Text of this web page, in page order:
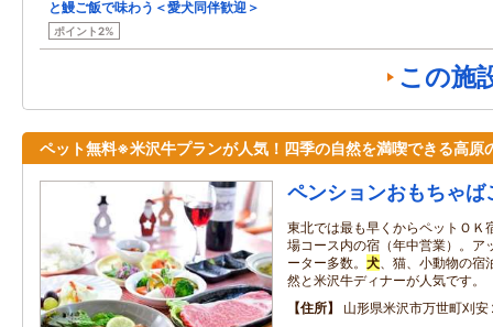
と鰻ご飯で味わう＜愛犬同伴歓迎＞
ポイント2%
この施
ペット無料※米沢牛プランが人気！四季の自然を満喫できる高原
ペンションおもちゃば
東北では最も早くからペットＯＫ
場コース内の宿（年中営業）。ア
ーター多数。 犬、猫、小動物の宿
然と米沢牛ディナーが人気です。
住所
山形県米沢市万世町刈安